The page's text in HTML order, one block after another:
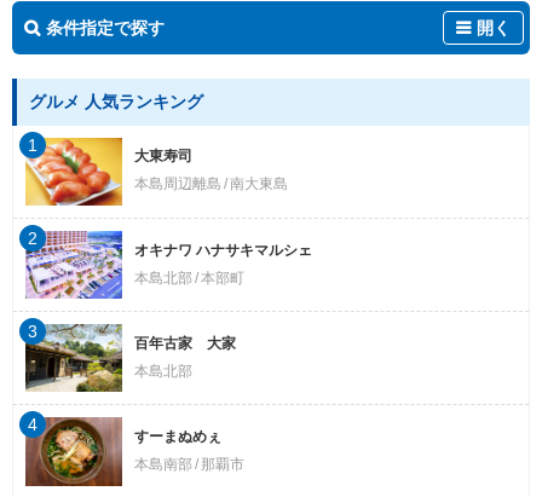
条件指定で探す 開く
グルメ 人気ランキング
大東寿司
本島周辺離島 南大東島
1
オキナワ ハナサキマルシェ
本島北部 本部町
2
百年古家 大家
本島北部
3
すーまぬめぇ
本島南部
那覇市
4